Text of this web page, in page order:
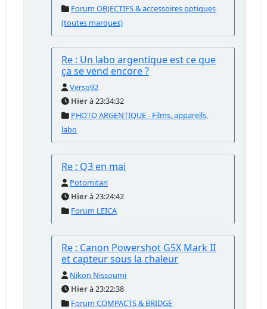
Forum OBJECTIFS & accessoires optiques
(toutes marques)
Re : Un labo argentique est ce que
ça se vend encore ?
Verso92
Hierà 23:34:32
PHOTO ARGENTIQUE - Films, appareils,
labo
Re : Q3 en mai
Potomitan
Hierà 23:24:42
Forum LEICA
Re : Canon Powershot G5X Mark II
et capteur sous la chaleur
Nikon Nissoumi
Hierà 23:22:38
Forum COMPACTS & BRIDGE